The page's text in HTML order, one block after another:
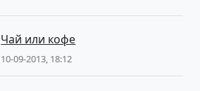
Чай или кофе
10-09-2013, 18:12